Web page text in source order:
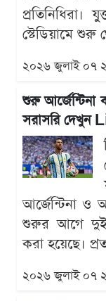
প্রতিনিধিরা।
স্টেডিয়ামে শুরু
২০২৬ জুলাই ০৭
শুরু আর্জেন্টিনা
সরাসরি দেখুন
আর্জেন্টিনা ও
শুরুর আগে দুই
করা হয়েছে।
২০২৬ জুলাই ০৭